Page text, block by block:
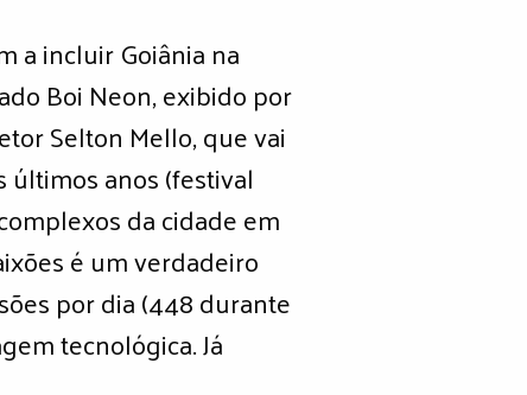
a incluir Goiânia na
Boi Neon, exibido por
Selton Mello, que vai
últimos anos (festival
da cidade em
é um verdadeiro
por dia (448 durante
tecnológica. Já